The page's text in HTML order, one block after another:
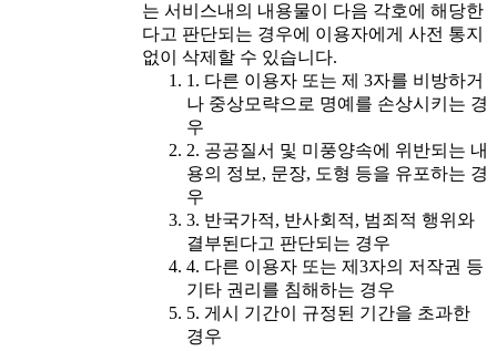
는 서비스내의 내용물이 다음 각호에 해당한
다고 판단되는 경우에 이용자에게 사전 통지
없이 삭제할 수 있습니다.
1. 다른 이용자 또는 제 3자를 비방하거
나 중상모략으로 명예를 손상시키는 경
우
2. 공공질서 및 미풍양속에 위반되는 내
용의 정보, 문장, 도형 등을 유포하는 경
우
3. 반국가적, 반사회적, 범죄적 행위와
결부된다고 판단되는 경우
4. 다른 이용자 또는 제3자의 저작권 등
기타 권리를 침해하는 경우
5. 게시 기간이 규정된 기간을 초과한
경우